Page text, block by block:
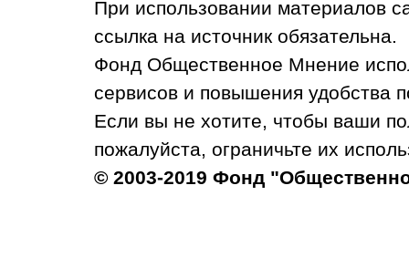
При использовании материалов
ссылка на источник обязательна.
Фонд Общественное Мнение
сервисов и повышения удобства
Если вы не хотите, чтобы ваши
пожалуйста, ограничьте их
© 2003-2019 Фонд